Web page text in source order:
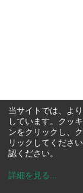
当サイトでは、よ
しています。クッ
ンをクリックし、
リックしてくださ
認ください。
詳細を見る ...